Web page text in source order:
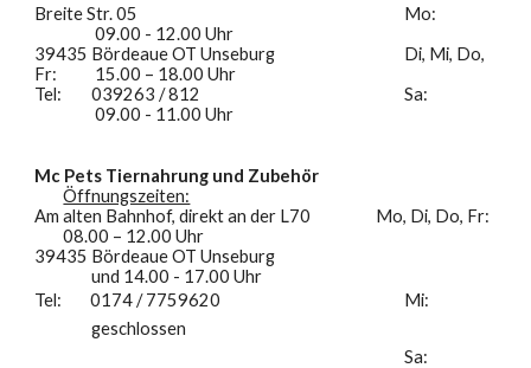
Breite Str. 05
Mo:
09.00 - 12.00 Uhr
39435 Bördeaue OT Unseburg
Di, Mi, Do,
Fr:
15.00 – 18.00 Uhr
Tel:
039263 / 812
Sa:
09.00 - 11.00 Uhr
Mc Pets Tiernahrung und Zubehör
Öffnungszeiten:
Am alten Bahnhof, direkt an der L70
Mo, Di, Do, Fr:
08.00 – 12.00 Uhr
39435 Bördeaue OT Unseburg
und 14.00 - 17.00 Uhr
Tel: 0174 / 7759620
Mi:
geschlossen
Sa: